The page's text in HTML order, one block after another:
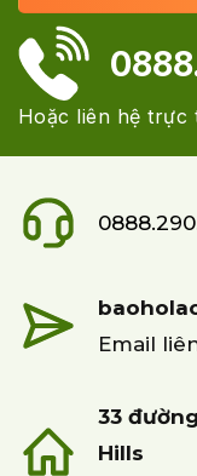
Hoặc liên hệ trực
Email
33
Hills